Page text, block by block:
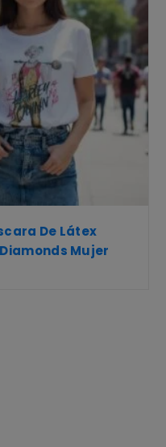
De Látex
Mujer